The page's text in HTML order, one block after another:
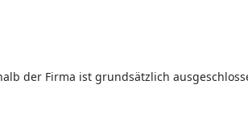
der Firma ist grundsätzlich